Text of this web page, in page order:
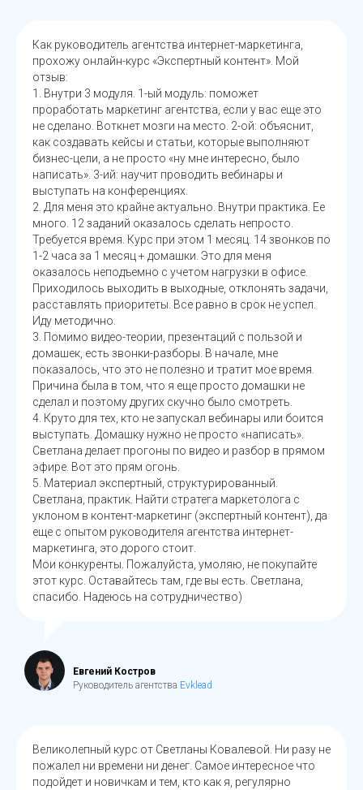
Как руководитель агентства интернет-маркетинга,
прохожу онлайн-курс «Экспертный контент». Мой
отзыв:
1. Внутри 3 модуля. 1-ый модуль: поможет
проработать маркетинг агентства, если у вас еще это
не сделано. Воткнет мозги на место. 2-ой: объяснит,
как создавать кейсы и статьи, которые выполняют
бизнес-цели, а не просто «ну мне интересно, было
написать». 3-ий: научит проводить вебинары и
выступать на конференциях.
2. Для меня это крайне актуально. Внутри практика. Ее
много. 12 заданий оказалось сделать непросто.
Требуется время. Курс при этом 1 месяц. 14 звонков по
1-2 часа за 1 месяц + домашки. Это для меня
оказалось неподъемно с учетом нагрузки в офисе.
Приходилось выходить в выходные, отклонять задачи,
расставлять приоритеты. Все равно в срок не успел.
Иду методично.
3. Помимо видео-теории, презентаций с пользой и
домашек, есть звонки-разборы. В начале, мне
показалось, что это не полезно и тратит мое время.
Причина была в том, что я еще просто домашки не
сделал и поэтому других скучно было смотреть.
4. Круто для тех, кто не запускал вебинары или боится
выступать. Домашку нужно не просто «написать».
Светлана делает прогоны по видео и разбор в прямом
эфире. Вот это прям огонь.
5. Материал экспертный, структурированный.
Светлана, практик. Найти стратега маркетолога с
уклоном в контент-маркетинг (экспертный контент), да
еще с опытом руководителя агентства интернет-
маркетинга, это дорого стоит.
Мои конкуренты. Пожалуйста, умоляю, не покупайте
этот курс. Оставайтесь там, где вы есть. Светлана,
спасибо. Надеюсь на сотрудничество)
Евгений Костров
Руководитель агентства Evklead
Великолепный курс от Светланы Ковалевой. Ни разу не
пожалел ни времени ни денег. Самое интересное что
подойдет и новичкам и тем, кто как я, регулярно